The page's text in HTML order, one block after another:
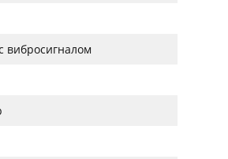
вибросигналом